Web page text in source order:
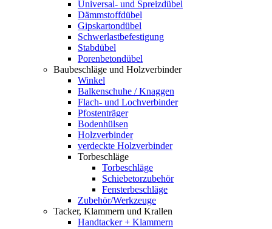
Universal- und Spreizdübel
Dämmstoffdübel
Gipskartondübel
Schwerlastbefestigung
Stabdübel
Porenbetondübel
Baubeschläge und Holzverbinder
Winkel
Balkenschuhe / Knaggen
Flach- und Lochverbinder
Pfostenträger
Bodenhülsen
Holzverbinder
verdeckte Holzverbinder
Torbeschläge
Torbeschläge
Schiebetorzubehör
Fensterbeschläge
Zubehör/Werkzeuge
Tacker, Klammern und Krallen
Handtacker + Klammern